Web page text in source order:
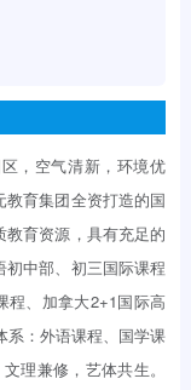
，空气清新，环境优
育集团全资打造的国
育资源，具有充足的
中部、初三国际课程
程、加拿大2+1国际高
系：外语课程、国学课
理兼修，艺体共生。